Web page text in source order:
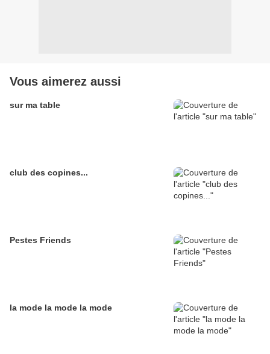
Vous aimerez aussi
sur ma table
club des copines...
Pestes Friends
la mode la mode la mode